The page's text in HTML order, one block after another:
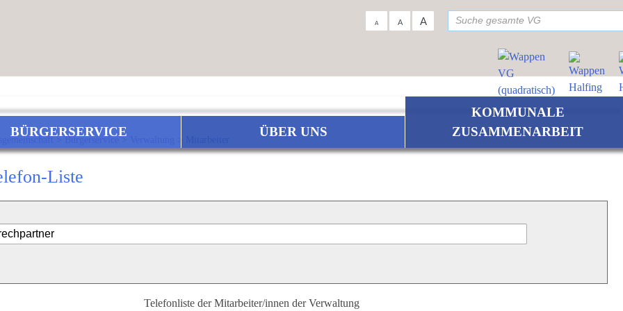
A A A
BÜRGERSERVICE ÜBER UNS
KOMMUNALE
ZUSAMMENARBEIT
>Bürgerservice>
Liste
Telefonliste der Mitarbeiter/innen der Verwaltung